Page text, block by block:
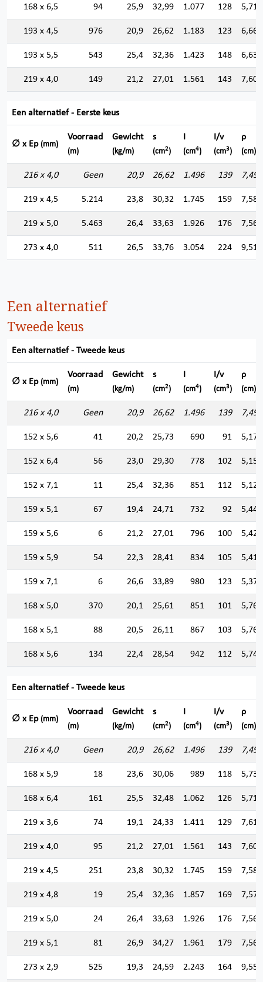
168 x 6,5 94 25,9 32,99 1.077 128 5,713
193 x 4,5 976 20,9 26,62 1.183 123 6,666
193 x 5,5 543 25,4 32,36 1.423 148 6,631
219 x 4,0 149 21,2 27,01 1.561 143 7,602
Een alternatief - Eerste keus
∅ x Ep (mm)
Voorraad
(m)
Gewicht
(kg/m)
s
(cm2)
I
(cm4)
I/v
(cm3)
ρ
(cm)
216 x 4,0 Geen 20,9 26,62 1.496 139 7,496
219 x 4,5 5.214 23,8 30,32 1.745 159 7,586
219 x 5,0 5.463 26,4 33,63 1.926 176 7,567
273 x 4,0 511 26,5 33,76 3.054 224 9,511
Een alternatief
Tweede keus
Een alternatief - Tweede keus
∅ x Ep (mm)
Voorraad
(m)
Gewicht
(kg/m)
s
(cm2)
I
(cm4)
I/v
(cm3)
ρ
(cm)
216 x 4,0 Geen 20,9 26,62 1.496 139 7,496
152 x 5,6 41 20,2 25,73 690 91 5,178
152 x 6,4 56 23,0 29,30 778 102 5,152
152 x 7,1 11 25,4 32,36 851 112 5,128
159 x 5,1 67 19,4 24,71 732 92 5,442
159 x 5,6 6 21,2 27,01 796 100 5,428
159 x 5,9 54 22,3 28,41 834 105 5,418
159 x 7,1 6 26,6 33,89 980 123 5,377
168 x 5,0 370 20,1 25,61 851 101 5,764
168 x 5,1 88 20,5 26,11 867 103 5,762
168 x 5,6 134 22,4 28,54 942 112 5,745
Een alternatief - Tweede keus
∅ x Ep (mm)
Voorraad
(m)
Gewicht
(kg/m)
s
(cm2)
I
(cm4)
I/v
(cm3)
ρ
(cm)
216 x 4,0 Geen 20,9 26,62 1.496 139 7,496
168 x 5,9 18 23,6 30,06 989 118 5,735
168 x 6,4 161 25,5 32,48 1.062 126 5,718
219 x 3,6 74 19,1 24,33 1.411 129 7,615
219 x 4,0 95 21,2 27,01 1.561 143 7,602
219 x 4,5 251 23,8 30,32 1.745 159 7,586
219 x 4,8 19 25,4 32,36 1.857 169 7,575
219 x 5,0 24 26,4 33,63 1.926 176 7,567
219 x 5,1 81 26,9 34,27 1.961 179 7,564
273 x 2,9 525 19,3 24,59 2.243 164 9,550